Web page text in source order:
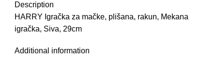
Description
HARRY Igračka za mačke, plišana, rakun, Mekana
igračka, Siva, 29cm
Additional information